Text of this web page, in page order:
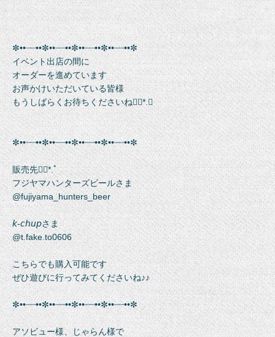
✼••┈┈••✼••┈┈••✼••┈┈••✼••┈┈••✼
イベント出店の間に
オーダーを進めています
お声かけいただいている皆様
もうしばらくお待ちくださいね❁⃘*.ﾟ
✼••┈┈••✼••┈┈••✼••┈┈••✼••┈┈••✼
販売先❁⃘*.ﾟ
フジヤマハンターズビールさま
@fujiyama_hunters_beer
𝘬-𝘤𝘩𝘶𝘱さま
@t.fake.to0606
こちらでも購入可能です
ぜひ遊びに行ってみてくださいね♪♪
✼••┈┈••✼••┈┈••✼••┈┈••✼••┈┈••✼
アソビュー様、じゃらん様で